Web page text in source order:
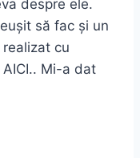
despre ele.
să fac și un
cu
Mi-a dat